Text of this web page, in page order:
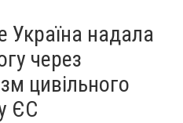
Україна надала
через
цивільного
ЄС